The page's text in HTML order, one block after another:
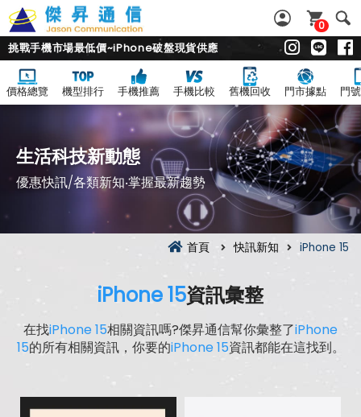
0
挑戰手機市場最低價~iPhone破盤現貨供應
價格總覽 機型排行 手機推薦 手機比較 舊機回收 門市據點 門
生活科技新動態
優惠快訊/各類新知‧掌握最新趨勢
首頁 快訊新知 iPhone 15
iPhone 15資訊彙整
在找iPhone 15相關資訊嗎?傑昇通信幫你彙整了iPhone
15的所有相關資訊，你要的iPhone 15資訊都能在這找到。